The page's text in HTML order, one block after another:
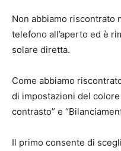
Non abbiamo riscontrato
telefono all’aperto ed è
solare diretta.
Come abbiamo
di impostazioni del colore
contrasto” e
Il primo consente di